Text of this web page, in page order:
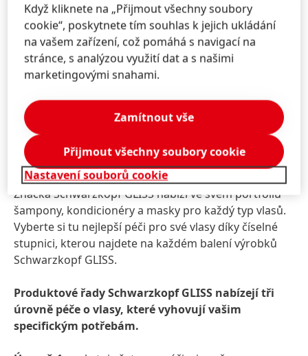
Stupnice péče o vlasy
Značka Schwarzkopf GLISS nabízí ve svém portfoliu
šampony, kondicionéry a masky pro každý typ vlasů.
Vyberte si tu nejlepší péči pro své vlasy díky číselné
stupnici, kterou najdete na každém balení výrobků
Schwarzkopf GLISS.
Produktové řady Schwarzkopf GLISS nabízejí tři
úrovně péče o vlasy, které vyhovují vašim
specifickým potřebám.
Když kliknete na „Přijmout všechny soubory
cookie“, poskytnete tím souhlas k jejich ukládání
na vašem zařízení, což pomáhá s navigací na
stránce, s analýzou využití dat a s našimi
marketingovými snahami.
Nastavení souborů cookie
Zamítnout vše
Přijmout všechny soubory cookie